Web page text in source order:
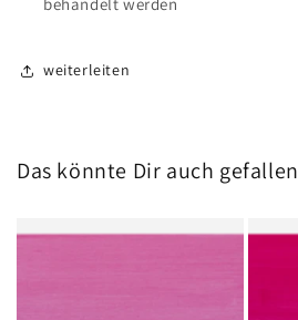
weiterleiten
Das könnte Dir auch gefallen